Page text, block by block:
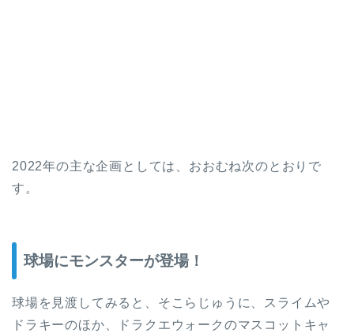
2022年の主な企画としては、おおむね次のとおりで
す。
球場にモンスターが登場！
球場を見渡してみると、そこらじゅうに、スライムや
ドラキーのほか、ドラクエウォークのマスコットキャ